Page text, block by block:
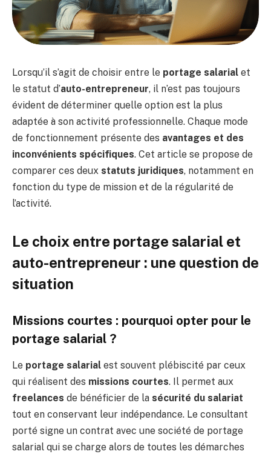
Lorsqu’il s’agit de choisir entre le portage salarial et
le statut d’auto-entrepreneur, il n’est pas toujours
évident de déterminer quelle option est la plus
adaptée à son activité professionnelle. Chaque mode
de fonctionnement présente des avantages et des
inconvénients spécifiques. Cet article se propose de
comparer ces deux statuts juridiques, notamment en
fonction du type de mission et de la régularité de
l’activité.
Le choix entre portage salarial et
auto-entrepreneur : une question de
situation
Missions courtes : pourquoi opter pour le
portage salarial ?
Le portage salarial est souvent plébiscité par ceux
qui réalisent des missions courtes. Il permet aux
freelances de bénéficier de la sécurité du salariat
tout en conservant leur indépendance. Le consultant
porté signe un contrat avec une société de portage
salarial qui se charge alors de toutes les démarches